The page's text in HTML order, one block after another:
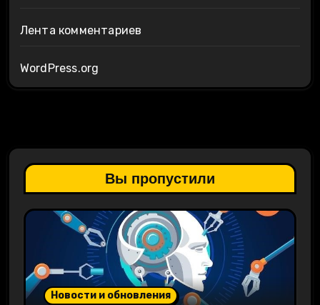
Лента комментариев
WordPress.org
Вы пропустили
Новости и обновления